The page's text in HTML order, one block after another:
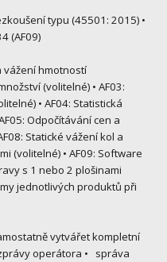
typu (45501: 2015) •
(AF09)
vážení hmotností
(volitelné) • AF03:
• AF04: Statistická
Odpočítávání cen a
Statické vážení kol a
(volitelné) • AF09: Software
s 1 nebo 2 plošinami
jednotlivých produktů při
vytvářet kompletní
operátora • správa